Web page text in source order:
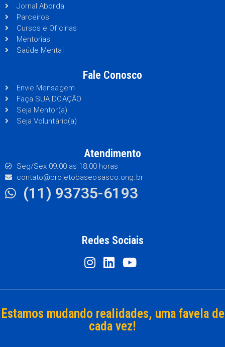
Jornal Aborda
Parceiros
Cursos e Oficinas
Mentorias
Saúde Mental
Fale Conosco
Envie Mensagem
Faça SUA DOAÇÃO
Seja Mentor(a)
Seja Voluntário(a)
Atendimento
Seg/Sex 09:00 as 18:00 horas
contato@projetobaseosasco.ong.br
(11) 93735-6193
Redes Sociais
Estamos mudando realidades, uma favela de
cada vez!